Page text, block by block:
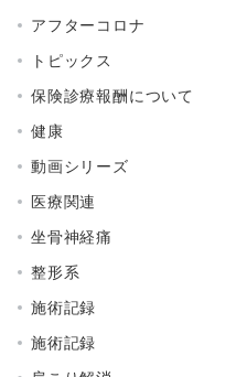
アフターコロナ
トピックス
保険診療報酬について
健康
動画シリーズ
医療関連
坐骨神経痛
整形系
施術記録
施術記録